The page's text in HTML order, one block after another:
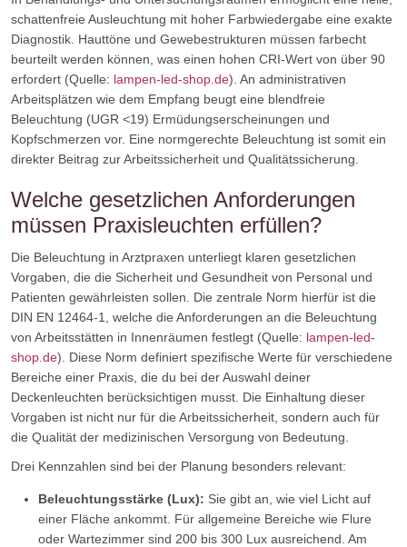
schattenfreie Ausleuchtung mit hoher Farbwiedergabe eine exakte
Diagnostik. Hauttöne und Gewebestrukturen müssen farbecht
beurteilt werden können, was einen hohen CRI-Wert von über 90
erfordert (Quelle: lampen-led-shop.de). An administrativen
Arbeitsplätzen wie dem Empfang beugt eine blendfreie
Beleuchtung (UGR <19) Ermüdungserscheinungen und
Kopfschmerzen vor. Eine normgerechte Beleuchtung ist somit ein
direkter Beitrag zur Arbeitssicherheit und Qualitätssicherung.
Welche gesetzlichen Anforderungen
müssen Praxisleuchten erfüllen?
Die Beleuchtung in Arztpraxen unterliegt klaren gesetzlichen
Vorgaben, die die Sicherheit und Gesundheit von Personal und
Patienten gewährleisten sollen. Die zentrale Norm hierfür ist die
DIN EN 12464-1, welche die Anforderungen an die Beleuchtung
von Arbeitsstätten in Innenräumen festlegt (Quelle: lampen-led-
shop.de). Diese Norm definiert spezifische Werte für verschiedene
Bereiche einer Praxis, die du bei der Auswahl deiner
Deckenleuchten berücksichtigen musst. Die Einhaltung dieser
Vorgaben ist nicht nur für die Arbeitssicherheit, sondern auch für
die Qualität der medizinischen Versorgung von Bedeutung.
Drei Kennzahlen sind bei der Planung besonders relevant:
Beleuchtungsstärke (Lux): Sie gibt an, wie viel Licht auf
einer Fläche ankommt. Für allgemeine Bereiche wie Flure
oder Wartezimmer sind 200 bis 300 Lux ausreichend. Am